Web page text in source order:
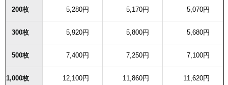
200枚 5,280円 5,170円 5,070円
300枚 5,920円 5,800円 5,680円
500枚 7,400円 7,250円 7,100円
1,000枚 12,100円 11,860円 11,620円